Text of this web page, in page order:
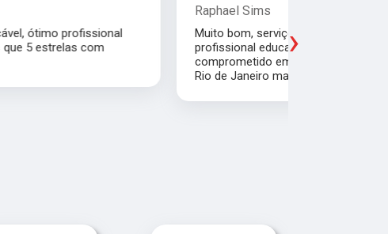
Muito bom, serviço e atendimento de primeira,
profissional educado, competente e
comprometido em ajudar o próximo. Moro no
Rio de Janeiro mas recomendo muito.
›